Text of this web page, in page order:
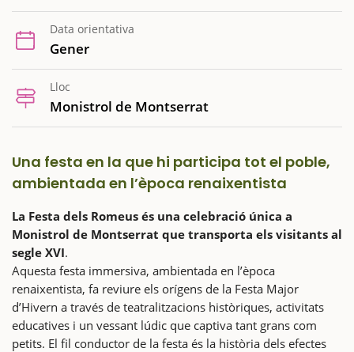
Data orientativa
Gener
Lloc
Monistrol de Montserrat
Una festa en la que hi participa tot el poble,
ambientada en l’època renaixentista
La Festa dels Romeus és una celebració única a
Monistrol de Montserrat que transporta els visitants al
segle XVI.
Aquesta festa immersiva, ambientada en l’època
renaixentista, fa reviure els orígens de la Festa Major
d’Hivern a través de teatralitzacions històriques, activitats
educatives i un vessant lúdic que captiva tant grans com
petits. El fil conductor de la festa és la història dels efectes